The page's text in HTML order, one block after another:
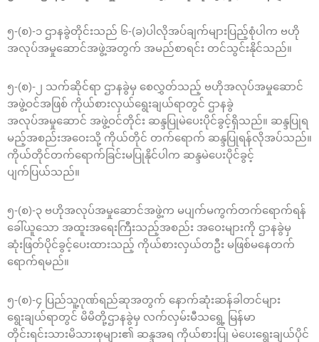
၅-(စ)-၁ ဌာနခွဲတိုင်းသည် ၆-(ခ)ပါလိုအပ်ချက်များပြည့်စုံပါက ဗဟို
အလုပ်အမှုဆောင်အဖွဲ့အတွက် အမည်စာရင်း တင်သွင်းနိုင်သည်။
၅-(စ)-၂ သက်ဆိုင်ရာ ဌာနခွဲမှ စေလွှတ်သည့် ဗဟိုအလုပ်အမှုဆောင်
အဖွဲ့ဝင်အဖြစ် ကိုယ်စားလှယ်ရွေးချယ်ရာတွင် ဌာနခွဲ
အလုပ်အမှုဆောင် အဖွဲ့ဝင်တိုင်း ဆန္ဒပြုမဲပေးပိုင်ခွင့်ရှိသည်။ ဆန္ဒပြုရ
မည့်အစည်းအဝေးသို့ ကိုယ်တိုင် တက်ရောက် ဆန္ဒပြုရန်လိုအပ်သည်။
ကိုယ်တိုင်တက်ရောက်ခြင်းမပြုနိုင်ပါက ဆန္ဒမဲပေးပိုင်ခွင့်
ပျက်ပြယ်သည်။
၅-(စ)-၃ ဗဟိုအလုပ်အမှုဆောင်အဖွဲ့က မပျက်မကွက်တက်ရောက်ရန်
ခေါ်ယူသော အထူးအရေးကြီးသည့်အစည်း အဝေးများကို ဌာနခွဲမှ
ဆုံးဖြတ်ပိုင်ခွင့်ပေးထားသည့် ကိုယ်စားလှယ်တဦး မဖြစ်မနေတက်
ရောက်ရမည်။
၅-(စ)-၄ ပြည်သူ့ဂုဏ်ရည်ဆုအတွက် နောက်ဆုံးဆန်ခါတင်များ
ရွေးချယ်ရာတွင် မိမိတို့ဌာနခွဲမှ လက်လှမ်းမီသရွေ့ မြန်မာ
တိုင်းရင်းသားမိသားစုများ၏ ဆန္ဒအရ ကိုယ်စားပြု မဲ‌ပေးရွေးချယ်ပိုင်